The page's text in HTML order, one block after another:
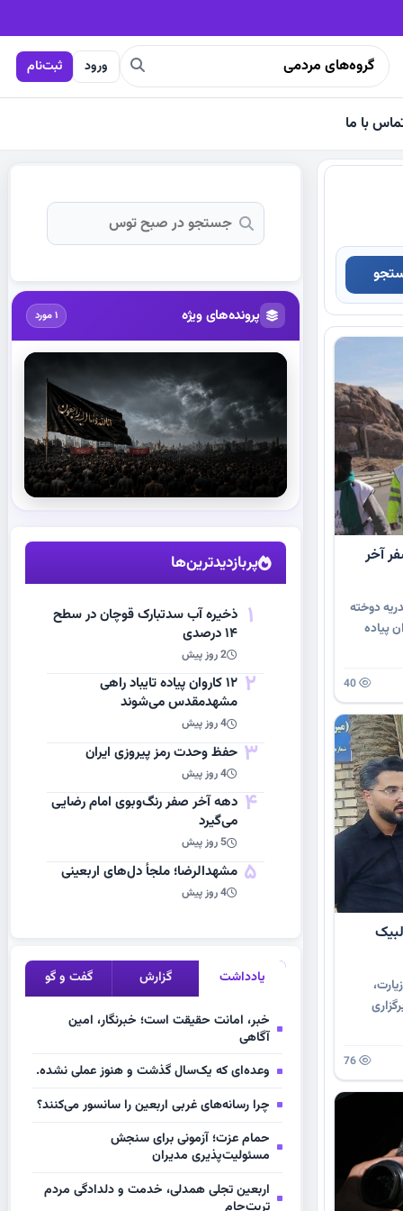
ورود ثبت‌نام
با ما
آخر
دوخته
پیاده
40
76
پرونده‌های ویژه 1 مورد
مشاهده اخبار
پربازدیدترین‌ها
1 ذخیره آب سدتبارک قوچان در سطح
۱۴ درصدی
2 روز پیش
2
۱۲ کاروان پیاده تایباد راهی
مشهدمقدس می‌شوند
4 روز پیش
3 حفظ وحدت رمز پیروزی ایران
4 روز پیش
4 دهه آخر صفر رنگ‌وبوی امام رضایی
می‌گیرد
5 روز پیش
5 مشهد‌الرضا؛ ملجأ دل‌های اربعینی
4 روز پیش
یادداشت گزارش گفت و گو
خبر، امانت حقیقت است؛ خبرنگار، امین
آگاهی
وعده‌ای که یک‌سال گذشت و هنوز عملی نشده.
چرا رسانه‌های غربی اربعین را سانسور می‌کنند؟
حمام عزت؛ آزمونی برای سنجش
مسئولیت‌پذیری مدیران
اربعین تجلی همدلی، خدمت و دلدادگی مردم
تربت‌جام